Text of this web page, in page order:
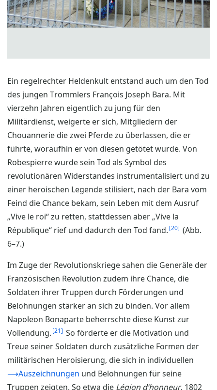
Ein regelrechter Heldenkult entstand auch um den Tod
des jungen Trommlers François Joseph Bara. Mit
vierzehn Jahren eigentlich zu jung für den
Militärdienst, weigerte er sich, Mitgliedern der
Chouannerie die zwei Pferde zu überlassen, die er
führte, woraufhin er von diesen getötet wurde. Von
Robespierre wurde sein Tod als Symbol des
revolutionären Widerstandes instrumentalisiert und zu
einer heroischen Legende stilisiert, nach der Bara vom
Feind die Chance bekam, sein Leben mit dem Ausruf
„Vive le roi“ zu retten, stattdessen aber „Vive la
République“ rief und dadurch den Tod fand. 20 (Abb.
6–7.)
Im Zuge der Revolutionskriege sahen die Generäle der
Französischen Revolution zudem ihre Chance, die
Soldaten ihrer Truppen durch Förderungen und
Belohnungen stärker an sich zu binden. Vor allem
Napoleon Bonaparte beherrschte diese Kunst zur
Vollendung. 21
So förderte er die Motivation und
Treue seiner Soldaten durch zusätzliche Formen der
militärischen Heroisierung, die sich in individuellen
⟶Auszeichnungen und Belohnungen für seine
Truppen zeigten. So etwa die Légion d’honneur, 1802